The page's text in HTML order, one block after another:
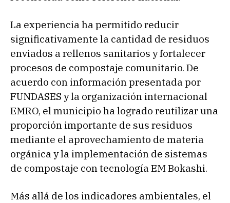
La experiencia ha permitido reducir
significativamente la cantidad de residuos
enviados a rellenos sanitarios y fortalecer
procesos de compostaje comunitario. De
acuerdo con información presentada por
FUNDASES y la organización internacional
EMRO, el municipio ha logrado reutilizar una
proporción importante de sus residuos
mediante el aprovechamiento de materia
orgánica y la implementación de sistemas
de compostaje con tecnología EM Bokashi.
Más allá de los indicadores ambientales, el